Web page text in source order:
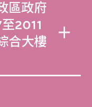
區政府
2011
合大樓